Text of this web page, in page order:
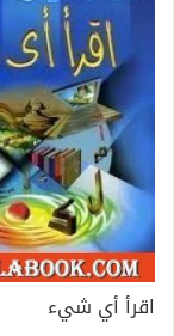
اقرأ أي شيء